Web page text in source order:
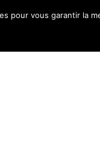
pour vous garantir la